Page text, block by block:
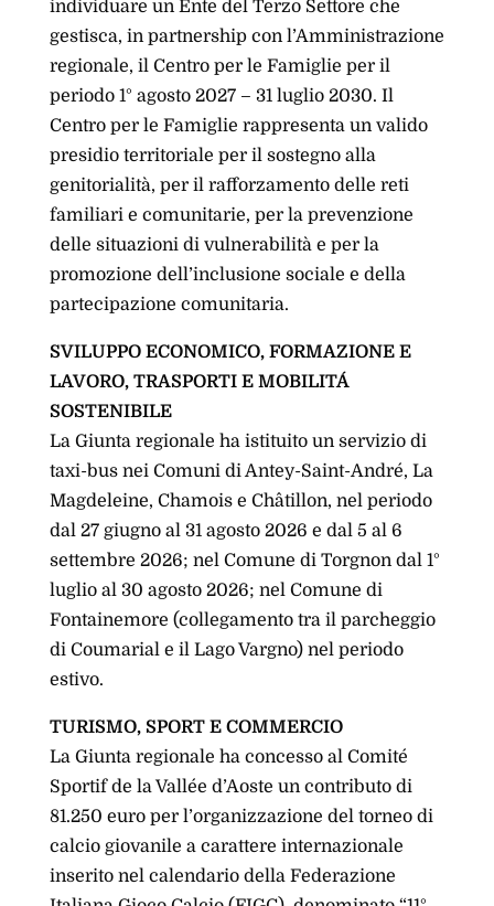
individuare un Ente del Terzo Settore che
gestisca, in partnership con l’Amministrazione
regionale, il Centro per le Famiglie per il
periodo 1° agosto 2027 – 31 luglio 2030. Il
Centro per le Famiglie rappresenta un valido
presidio territoriale per il sostegno alla
genitorialità, per il rafforzamento delle reti
familiari e comunitarie, per la prevenzione
delle situazioni di vulnerabilità e per la
promozione dell’inclusione sociale e della
partecipazione comunitaria.
SVILUPPO ECONOMICO, FORMAZIONE E
LAVORO, TRASPORTI E MOBILITÁ
SOSTENIBILE
La Giunta regionale ha istituito un servizio di
taxi-bus nei Comuni di Antey-Saint-André, La
Magdeleine, Chamois e Châtillon, nel periodo
dal 27 giugno al 31 agosto 2026 e dal 5 al 6
settembre 2026; nel Comune di Torgnon dal 1°
luglio al 30 agosto 2026; nel Comune di
Fontainemore (collegamento tra il parcheggio
di Coumarial e il Lago Vargno) nel periodo
estivo.
TURISMO, SPORT E COMMERCIO
La Giunta regionale ha concesso al Comité
Sportif de la Vallée d’Aoste un contributo di
81.250 euro per l’organizzazione del torneo di
calcio giovanile a carattere internazionale
inserito nel calendario della Federazione